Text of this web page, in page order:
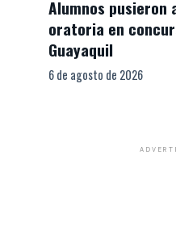
Alumnos pusieron
oratoria en
Guayaquil
6 de agosto de 2026